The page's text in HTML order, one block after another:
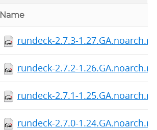
Name
rundeck-2.7.3-
rundeck-2.7.2-
rundeck-2.7.1-
rundeck-2.7.0-